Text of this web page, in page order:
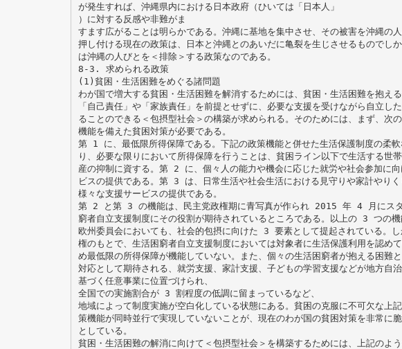
が発生すれば、沖縄県内における日本政府（ひいては「日本人」
）に対する反感や非難がま
すます広がることは明らかである。沖縄に基地を集中させ、その被害を沖縄の
押し付ける現在の政策は、日本と沖縄とのあいだに亀裂を生じさせるものでし
は沖縄の人びとを＜排除＞する政策なのである。
8-3. 求められる政策
(1)貧困・生活困難をめぐる諸問題
わが国で増大する貧困・生活困難を解消するためには、貧困・生活困難を抱える
「自己責任」や「家族責任」を前提とせずに、必要な支援を受けながら自立し
ることのできる＜包摂型社会＞の構築が求められる。そのためには、まず、次
機能を備えた貧困対策が必要である。
第 1 に、最低限所得保障である。下記の政策機能と併せた生活保護制度の柔軟
り、必要な限りにおいて所得保障を行うことは、貧困ライン以下で生活する世
産の抑制に資する。第 2 に、個々人の能力や機会に応じた就労や社会参加に向
ビスの提供である。第 3 は、日常生活や社会生活における見守りや家計やり
様々な支援サービスの提供である。
第 2 と第 3 の機能は、民主党政権期に青写真が作られ 2015 年 4 月にスタ
窮者自立支援制度にその役割が期待されているところである。以上の 3 つの
欧州委員会においても、社会的包摂に向けた 3 要素として提起されている。し
権のもとで、生活困窮者自立支援制度においては対象者に生活保護利用を認め
め最低限の所得保障が機能していない。また、個々の生活困窮者が抱える困難
対応として期待される、就労支援、家計支援、子どもの学習支援などが地方自
基づく任意事業に位置づけられ、
全国での実施割合が 3 割程度の低調に留まっているなど、
地域によって制度実施が空白化している状態にある。貧困の克服に不可欠な上
策機能が同時並行で実現していないことが、現在のわが国の貧困対策を非常に
としている。
貧困・生活困難の解消に向けて＜包摂型社会＞を構築するためには、上記のよ